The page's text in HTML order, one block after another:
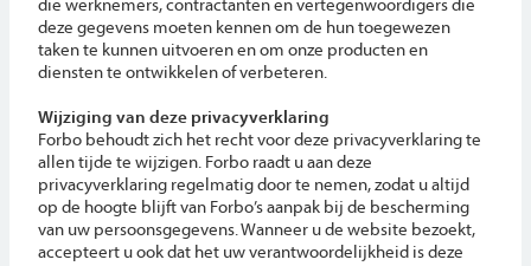
deze gegevens moeten kennen om de hun toegewezen
taken te kunnen uitvoeren en om onze producten en
diensten te ontwikkelen of verbeteren.
Wijziging van deze privacyverklaring
Forbo behoudt zich het recht voor deze privacyverklaring te
allen tijde te wijzigen. Forbo raadt u aan deze
privacyverklaring regelmatig door te nemen, zodat u altijd
op de hoogte blijft van Forbo’s aanpak bij de bescherming
van uw persoonsgegevens. Wanneer u de website bezoekt,
accepteert u ook dat het uw verantwoordelijkheid is deze